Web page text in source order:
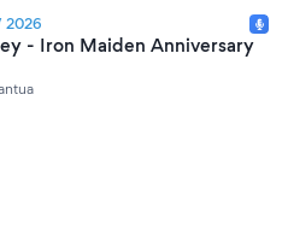
2026
- Iron Maiden Anniversary